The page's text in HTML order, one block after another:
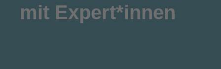
mit Expert*innen